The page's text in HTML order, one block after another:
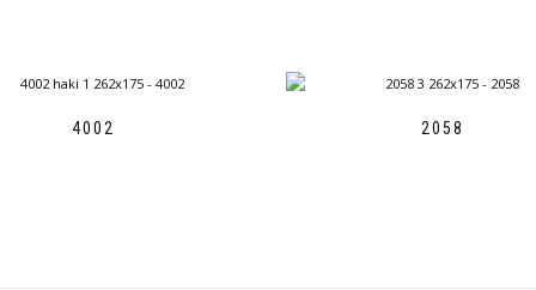
4002 2058